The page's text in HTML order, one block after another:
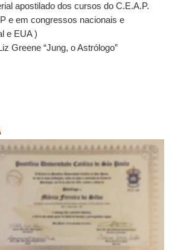
apostilado dos cursos do C.E.A.P.
e em congressos nacionais e
e EUA )
Greene “Jung, o Astrólogo”